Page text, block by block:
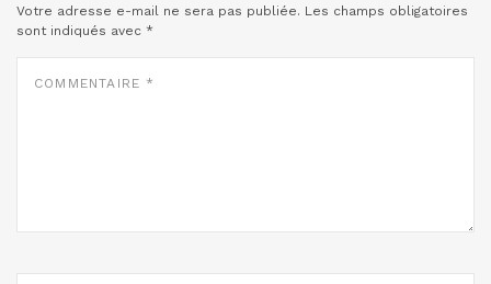
Votre adresse e-mail ne sera pas publiée. Les champs obligatoires
sont indiqués avec *